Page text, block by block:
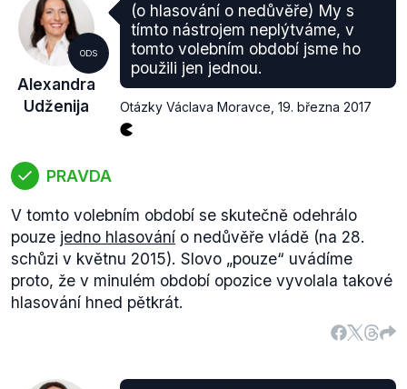
ODS
Alexandra
Udženija
(o hlasování o nedůvěře) My s
tímto nástrojem neplýtváme, v
tomto volebním období jsme ho
použili jen jednou.
Otázky Václava Moravce 19. března 2017
PRAVDA
V tomto volebním období se skutečně odehrálo
pouze jedno hlasování o nedůvěře vládě (na 28.
schůzi v květnu 2015). Slovo „pouze“ uvádíme
proto, že v minulém období opozice vyvolala takové
hlasování hned pětkrát.